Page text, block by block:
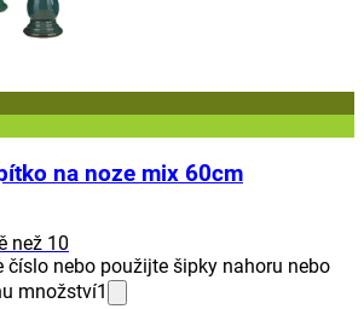
na noze mix 60cm
než 10
číslo nebo použijte šipky nahoru nebo
množství1